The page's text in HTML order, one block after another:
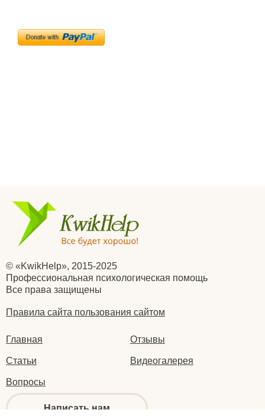
© «KwikHelp», 2015-2025
Профессиональная психологическая помощь
Все права защищены
Правила сайта пользования сайтом
Главная Отзывы
Статьи Видеогалерея
Вопросы
Написать нам